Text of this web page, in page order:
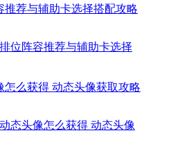
推荐与辅助卡选择搭配攻略
么获得 动态头像获取攻略